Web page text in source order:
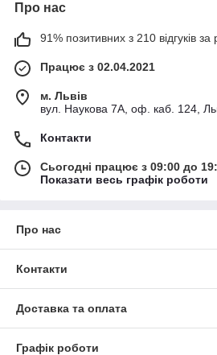
Про нас
91% позитивних з 210 відгуків за
Працює з 02.04.2021
м. Львів
вул. Наукова 7А, оф. каб. 124,
Контакти
Сьогодні працює з 09:00 до
Показати весь графік роботи
Про нас
Контакти
Доставка та оплата
Графік роботи